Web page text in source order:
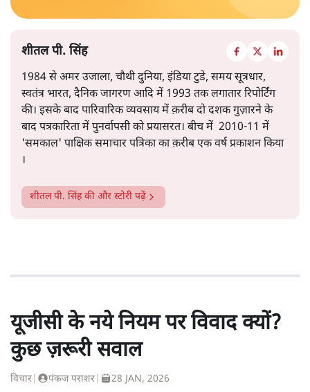
शीतल पी. सिंह
1984 से अमर उजाला, चौथी दुनिया, इंडिया टुडे, समय सूत्रधार,
स्वतंत्र भारत, दैनिक जागरण आदि में 1993 तक लगातार रिपोर्टिंग
की। इसके बाद पारिवारिक व्यवसाय में क़रीब दो दशक गुज़ारने के
बाद पत्रकारिता में पुनर्वापसी को प्रयासरत। बीच में 2010-11 में
'समकाल' पाक्षिक समाचार पत्रिका का क़रीब एक वर्ष प्रकाशन किया
।
शीतल पी. सिंहकी और स्टोरी पढ़ें
यूजीसी के नये नियम पर विवाद क्यों?
कुछ ज़रूरी सवाल
विचार पंकज पराशर 28 JAN, 2026